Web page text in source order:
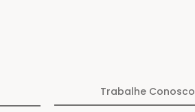
Trabalhe Conosco